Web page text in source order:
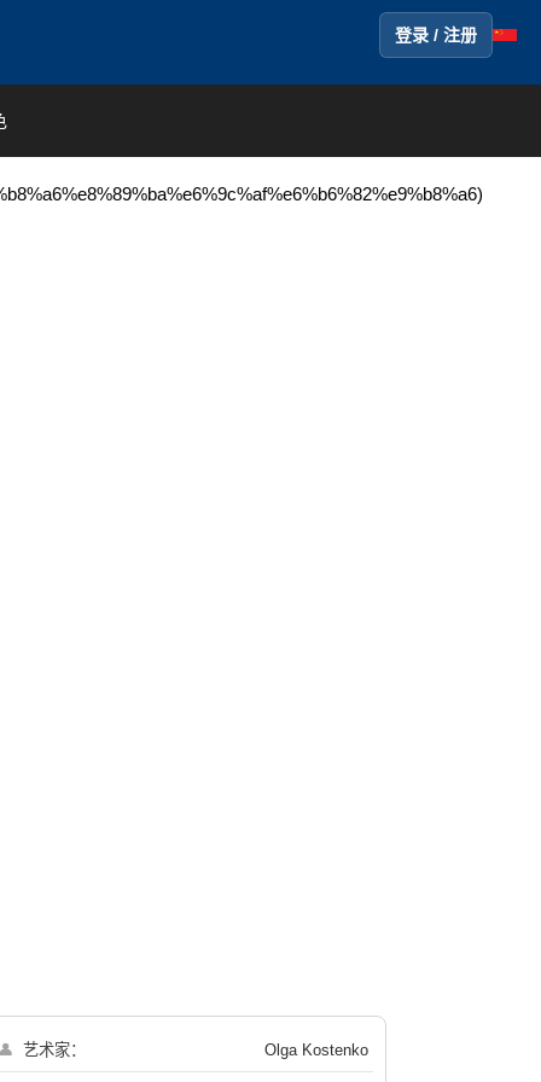
登录 / 注册
艺术家： Olga Kostenko